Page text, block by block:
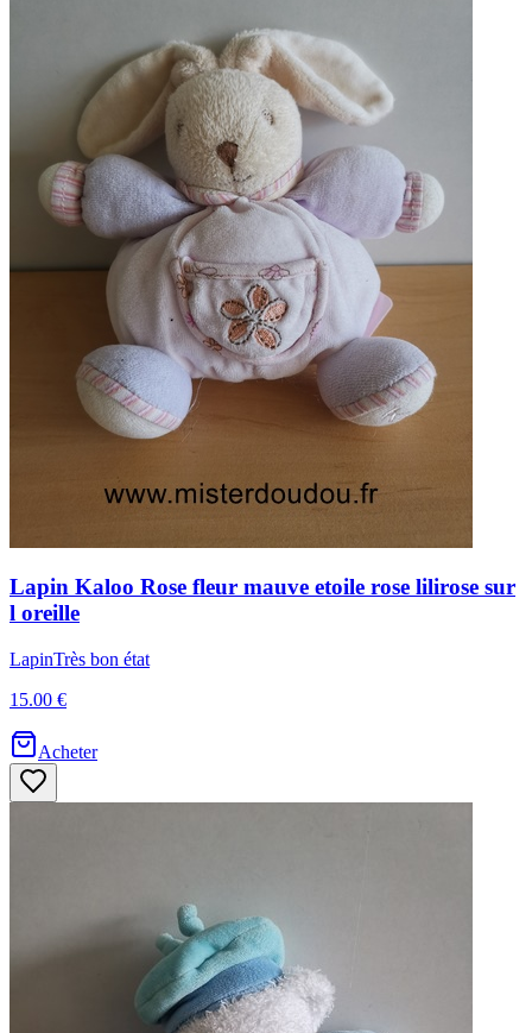
Lapin Kaloo Rose fleur mauve etoile rose lilirose sur
l oreille
LapinTrès bon état
15.00 €
Acheter